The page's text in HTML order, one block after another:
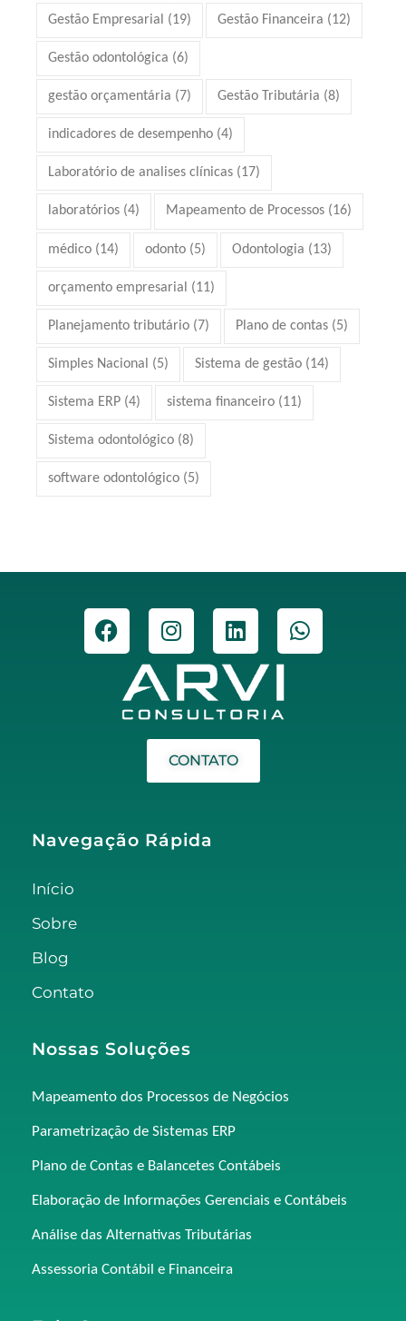
Gestão Empresarial (19) Gestão Financeira (12)
Gestão odontológica (6)
gestão orçamentária (7) Gestão Tributária (8)
indicadores de desempenho (4)
Laboratório de analises clínicas (17)
laboratórios (4) Mapeamento de Processos (16)
médico (14) odonto (5) Odontologia (13)
orçamento empresarial (11)
Planejamento tributário (7) Plano de contas (5)
Simples Nacional (5) Sistema de gestão (14)
Sistema ERP (4) sistema financeiro (11)
Sistema odontológico (8)
software odontológico (5)
CONTATO
Navegação Rápida
Início
Sobre
Blog
Contato
Nossas Soluções
Mapeamento dos Processos de Negócios
Parametrização de Sistemas ERP
Plano de Contas e Balancetes Contábeis
Elaboração de Informações Gerenciais e Contábeis
Análise das Alternativas Tributárias
Assessoria Contábil e Financeira